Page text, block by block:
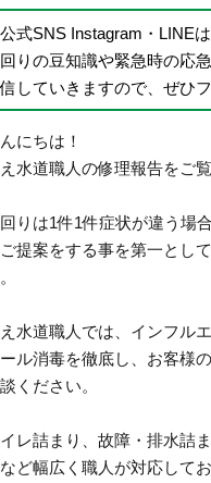
式SNS Instagram・LINE
りの豆知識や緊急時の応
していきますので、ぜひ
にちは！
水道職人の修理報告をご
りは1件1件症状が違う場
提案をする事を第一とし
水道職人では、インフル
ル消毒を徹底し、お客様
ください。
イレ詰まり、故障・排水詰
ど幅広く職人が対応してお